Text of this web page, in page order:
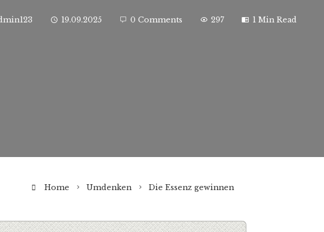
19.09.2025 0 Comments 297 1 Min Read
Home Umdenken Die Essenz gewinnen